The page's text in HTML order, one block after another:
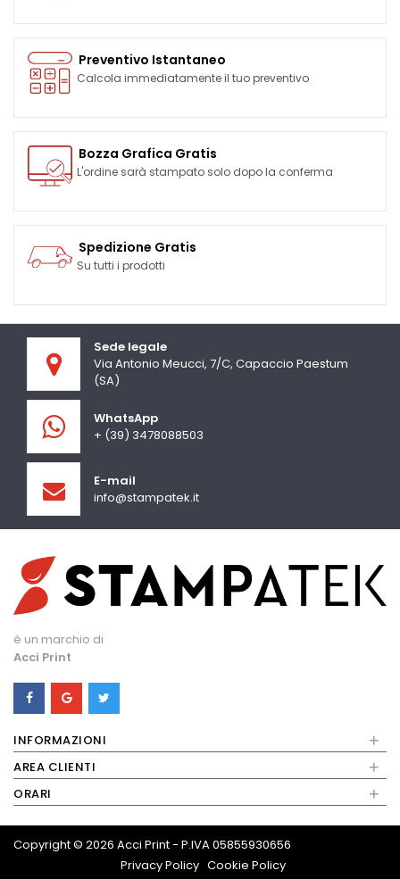
Preventivo Istantaneo
Calcola immediatamente il tuo preventivo
Bozza Grafica Gratis
L'ordine sarà stampato solo dopo la conferma
Spedizione Gratis
Su tutti i prodotti
Sede legale
Via Antonio Meucci, 7/C, Capaccio Paestum
(SA)
WhatsApp
+ (39) 3478088503
E-mail
info@stampatek.it
è un marchio di
Acci Print
INFORMAZIONI +
AREA CLIENTI +
ORARI +
Copyright © 2026 Acci Print - P.IVA 05855930656
Privacy Policy Cookie Policy